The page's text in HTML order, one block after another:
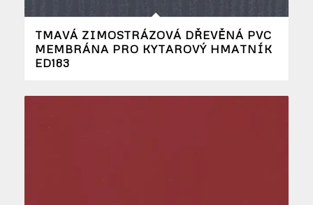
TMAVÁ ZIMOSTRÁZOVÁ DŘEVĚNÁ PVC
MEMBRÁNA PRO KYTAROVÝ HMATNÍK
ED183